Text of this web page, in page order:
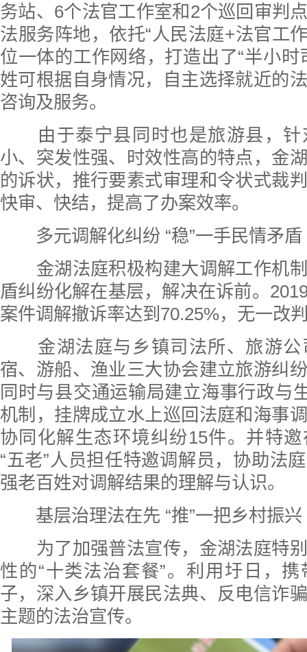
务站、6个法官工作室和2个巡回审判
法服务阵地，依托“人民法庭+法官工
位一体的工作网络，打造出了“半小时
姓可根据自身情况，自主选择就近的
咨询及服务。
由于泰宁县同时也是旅游县，针
小、突发性强、时效性高的特点，金
的诉状，推行要素式审理和令状式裁
快审、快结，提高了办案效率。
多元调解化纠纷 “稳”一手民情矛盾
金湖法庭积极构建大调解工作机制
盾纠纷化解在基层，解决在诉前。
案件调解撤诉率达到70.25%，无一改
金湖法庭与乡镇司法所、旅游公
宿、游船、渔业三大协会建立旅游纠
同时与县交通运输局建立海事行政与
机制，挂牌成立水上巡回法庭和海事
协同化解生态环境纠纷15件。并特
“五老”人员担任特邀调解员，协助法
强老百姓对调解结果的理解与认识。
基层治理法在先 “推”一把乡村振兴
为了加强普法宣传，金湖法庭特别
性的“十类法治套餐”。利用圩日，
子，深入乡镇开展民法典、反电信诈
主题的法治宣传。